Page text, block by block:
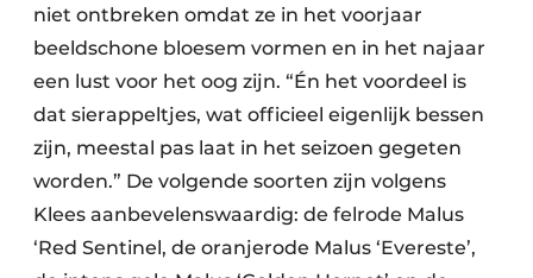
niet ontbreken omdat ze in het voorjaar
beeldschone bloesem vormen en in het najaar
een lust voor het oog zijn. “Én het voordeel is
dat sierappeltjes, wat officieel eigenlijk bessen
zijn, meestal pas laat in het seizoen gegeten
worden.” De volgende soorten zijn volgens
Klees aanbevelenswaardig: de felrode Malus
‘Red Sentinel, de oranjerode Malus ‘Evereste’,